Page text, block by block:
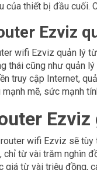
của thiết bị đầu cuối.
Ezviz
wifi Ezviz quản lý
thái cũng như quản
truy cập Internet,
mạnh mẽ, sức mạnh
wifi Ezviz sẽ tùy
chỉ từ vài trăm nghìn
giá từ vài triệu đồng,